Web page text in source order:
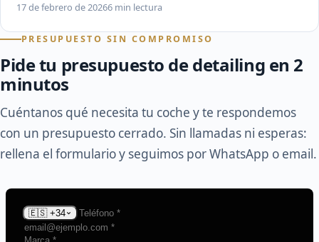
17 de febrero de 20266 min lectura
PRESUPUESTO SIN COMPROMISO
Pide tu presupuesto de detailing en 2
minutos
Cuéntanos qué necesita tu coche y te respondemos
con un presupuesto cerrado. Sin llamadas ni esperas:
rellena el formulario y seguimos por WhatsApp o email.